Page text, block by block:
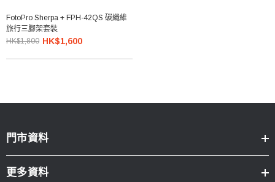
FotoPro Sherpa + FPH-42QS 碳纖維
旅行三腳架套裝
HK$1,800 HK$1,600
門市資料
更多資料